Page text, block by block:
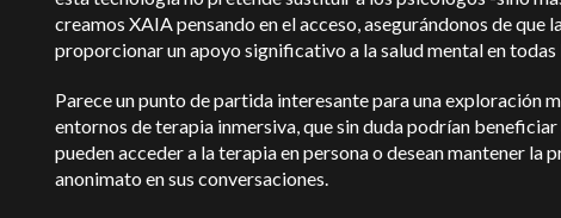
creamos XAIA pensando en el acceso, asegurándonos de que
proporcionar un apoyo significativo a la salud mental en todas
Parece un punto de partida interesante para una exploración
entornos de terapia inmersiva, que sin duda podrían beneficiar
pueden acceder a la terapia en persona o desean mantener la
anonimato en sus conversaciones.